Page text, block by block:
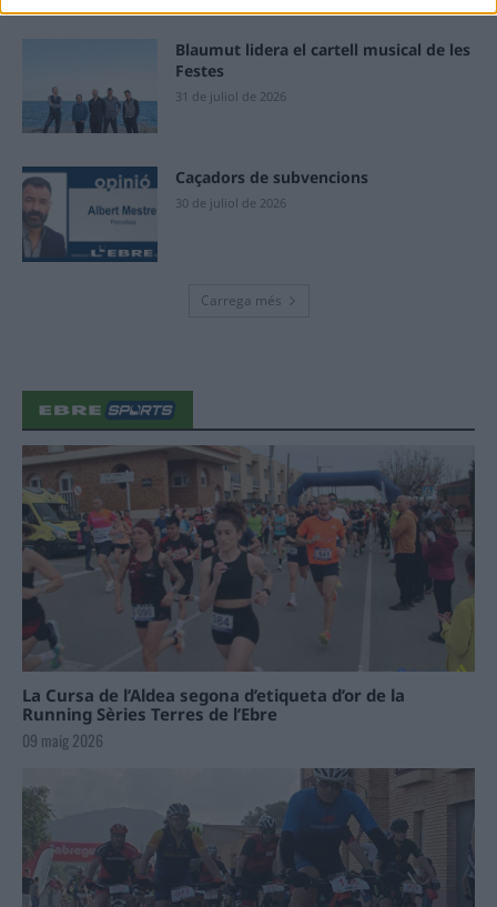
Blaumut lidera el cartell musical de les
Festes
31 de juliol de 2026
Caçadors de subvencions
30 de juliol de 2026
Carrega més
La Cursa de l’Aldea segona d’etiqueta d’or de la
Running Sèries Terres de l’Ebre
09 maig 2026